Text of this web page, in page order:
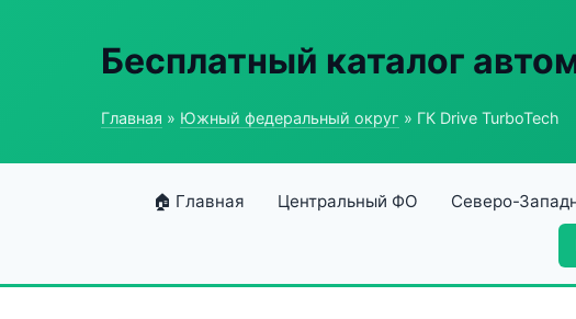
Бесплатный каталог
Главная » Южный федеральный округ » ГК Drive TurboTech
🏠 Главная Центральный ФО Северо-